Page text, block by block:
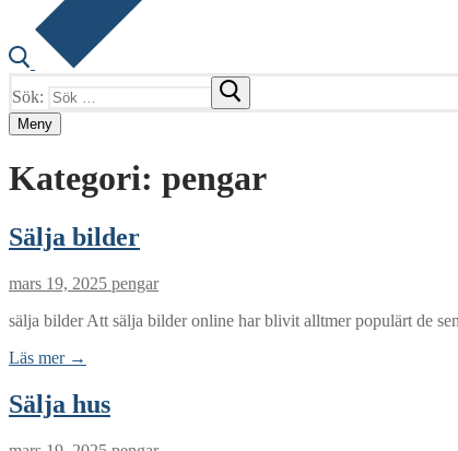
Sök:
Meny
Kategori: pengar
Sälja bilder
mars 19, 2025 pengar
sälja bilder Att sälja bilder online har blivit alltmer populärt de
Läs mer →
Sälja hus